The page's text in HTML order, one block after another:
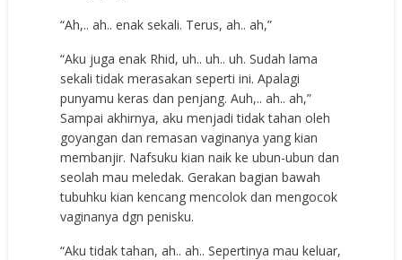
“Ah,.. ah.. enak sekali. Terus, ah.. ah,”
“Aku juga enak Rhid, uh.. uh.. uh. Sudah lama
sekali tidak merasakan seperti ini. Apalagi
punyamu keras dan penjang. Auh,.. ah.. ah,”
Sampai akhirnya, aku menjadi tidak tahan oleh
goyangan dan remasan vaginanya yang kian
membanjir. Nafsuku kian naik ke ubun-ubun dan
seolah mau meledak. Gerakan bagian bawah
tubuhku kian kencang mencolok dan mengocok
vaginanya dgn penisku.
“Aku tidak tahan, ah.. ah.. Sepertinya mau keluar,